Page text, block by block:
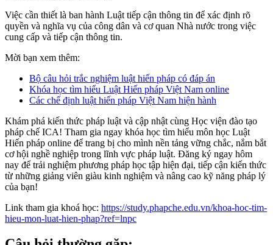
Việc cần thiết là ban hành Luật tiếp cận thông tin để xác định rõ
quyền và nghĩa vụ của công dân và cơ quan Nhà nước trong việc
cung cấp và tiếp cận thông tin.
Mời bạn xem thêm:
Bộ câu hỏi trắc nghiệm luật hiến pháp có đáp án
Khóa học tìm hiểu Luật Hiến pháp Việt Nam online
Các chế định luật hiến pháp Việt Nam hiện hành
Khám phá kiến thức pháp luật và cập nhật cùng Học viện đào tạo
pháp chế ICA! Tham gia ngay khóa học tìm hiểu môn học Luật
Hiến pháp online để trang bị cho mình nền tảng vững chắc, nắm bắt
cơ hội nghề nghiệp trong lĩnh vực pháp luật. Đăng ký ngay hôm
nay để trải nghiệm phương pháp học tập hiện đại, tiếp cận kiến thức
từ những giảng viên giàu kinh nghiệm và nâng cao kỹ năng pháp lý
của bạn!
Link tham gia khoá học: https://study.phapche.edu.vn/khoa-hoc-tim-
hieu-mon-luat-hien-phap?ref=lnpc